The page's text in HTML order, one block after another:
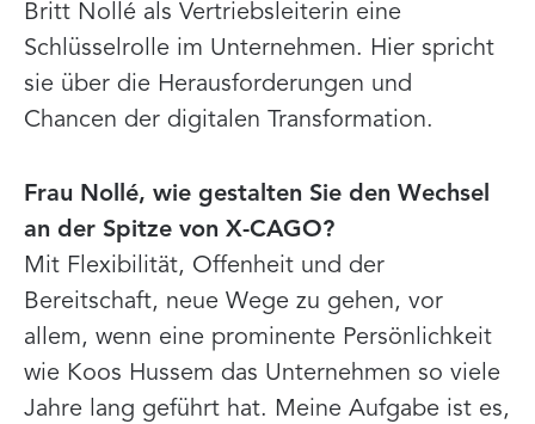
Britt Nollé als Vertriebsleiterin eine
Schlüsselrolle im Unternehmen. Hier spricht
sie über die Herausforderungen und
Chancen der digitalen Transformation.
Frau Nollé, wie gestalten Sie den Wechsel
an der Spitze von X-CAGO?
Mit Flexibilität, Offenheit und der
Bereitschaft, neue Wege zu gehen, vor
allem, wenn eine prominente Persönlichkeit
wie Koos Hussem das Unternehmen so viele
Jahre lang geführt hat. Meine Aufgabe ist es,